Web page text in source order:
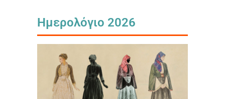
Ημερολόγιο 2026